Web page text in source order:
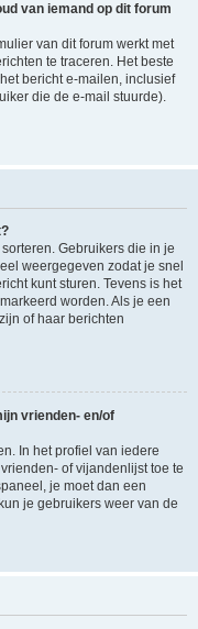
van iemand op dit forum
van dit forum werkt met
te traceren. Het beste
bericht e-mailen, inclusief
die de e-mail stuurde).
Gebruikers die in je
weergegeven zodat je snel
kunt sturen. Tevens is het
worden. Als je een
of haar berichten
vrienden- en/of
In het profiel van iedere
of vijandenlijst toe te
je moet dan een
je gebruikers weer van de